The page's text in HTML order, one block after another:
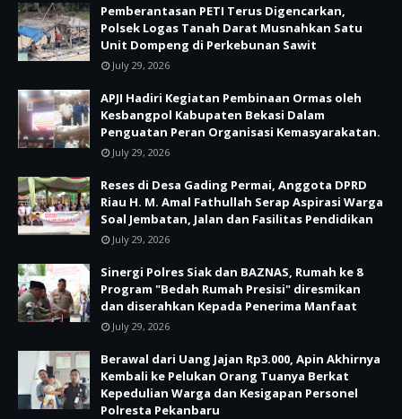
Pemberantasan PETI Terus Digencarkan,
Polsek Logas Tanah Darat Musnahkan Satu
Unit Dompeng di Perkebunan Sawit
July 29, 2026
APJI Hadiri Kegiatan Pembinaan Ormas oleh
Kesbangpol Kabupaten Bekasi Dalam
Penguatan Peran Organisasi Kemasyarakatan.
July 29, 2026
Reses di Desa Gading Permai, Anggota DPRD
Riau H. M. Amal Fathullah Serap Aspirasi Warga
Soal Jembatan, Jalan dan Fasilitas Pendidikan
July 29, 2026
Sinergi Polres Siak dan BAZNAS, Rumah ke 8
Program "Bedah Rumah Presisi" diresmikan
dan diserahkan Kepada Penerima Manfaat
July 29, 2026
Berawal dari Uang Jajan Rp3.000, Apin Akhirnya
Kembali ke Pelukan Orang Tuanya Berkat
Kepedulian Warga dan Kesigapan Personel
Polresta Pekanbaru